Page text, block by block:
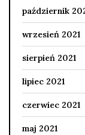
październik
wrzesień 2021
sierpień 2021
lipiec 2021
czerwiec 2021
maj 2021